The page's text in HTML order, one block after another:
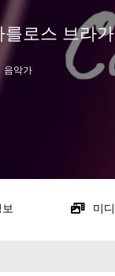
를로스 브라가
음악가
미